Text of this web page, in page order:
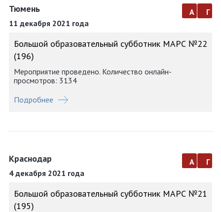
Тюмень
11 декабря 2021 года
а г
Большой образовательный субботник МАРС №22
(196)
Мероприятие проведено. Количество онлайн-
просмотров: 3134
Подробнее
Краснодар
4 декабря 2021 года
а г
Большой образовательный субботник МАРС №21
(195)